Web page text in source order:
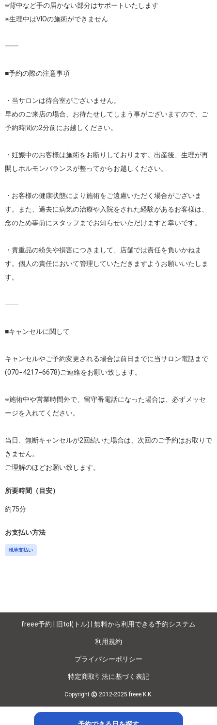
※背中など手の届かない部分はサポートいたします
※生理中はVIOの施術ができません
⸻
■予約の際の注意事項
・当サロンは待合室がございません。
早めのご来店の場合、お待たせしてしまう事がございますので、ご
予約時間の2分前にお越しください。
・妊娠中のお客様は施術をお断りしております。出産後、生理が再
開しホルモンバランスが整ってからお越しください。
・お客様の健康状態により施術をご遠慮いただく場合がございま
す。また、過去に病気の治療や入院をされた経験があるお客様は、
念のため事前にスタッフまでお知らせいただけますと幸いです。
・貴重品の紛失や損害につきまして、店舗では責任を負いかねま
す。個人の責任において管理していただきますようお願いいたしま
す。
⸻
■キャンセルに関して
キャンセルやご予約変更される場合は前日までに当サロン電話まで
(070−4217−6678)ご連絡をお願い致します。
※施術中や営業時間外で、留守番電話になった場合は、必ずメッセ
ージを入れてください。
当日、無断キャンセルが2回続いた場合は、次回のご予約はお取りで
きません。
所要時間（目安）
約75分
お支払い方法
現地支払い
freee予約 | 旧tol(トル) | 無料から利用できる予約システム
利用規約
プライバシーポリシー
特定商取引法に基づく表記
Copyright © 2012-2025 freee K.K.